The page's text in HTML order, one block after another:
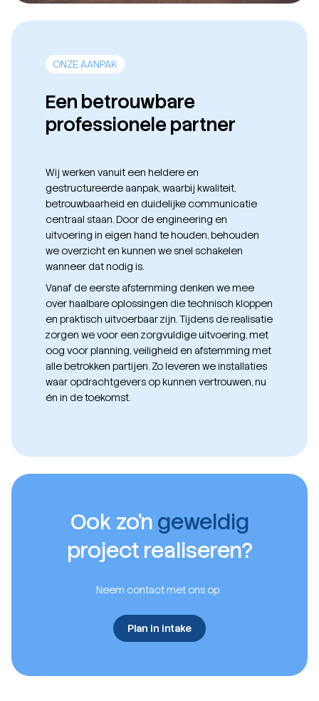
ONZE AANPAK
Een betrouwbare
professionele partner
Wij werken vanuit een heldere en
gestructureerde aanpak, waarbij kwaliteit,
betrouwbaarheid en duidelijke communicatie
centraal staan. Door de engineering en
uitvoering in eigen hand te houden, behouden
we overzicht en kunnen we snel schakelen
wanneer dat nodig is.
Vanaf de eerste afstemming denken we mee
over haalbare oplossingen die technisch kloppen
en praktisch uitvoerbaar zijn. Tijdens de realisatie
zorgen we voor een zorgvuldige uitvoering, met
oog voor planning, veiligheid en afstemming met
alle betrokken partijen. Zo leveren we installaties
waar opdrachtgevers op kunnen vertrouwen, nu
én in de toekomst.
Ook zo’n geweldig
project realiseren?
Neem contact met ons op.
Plan in intake